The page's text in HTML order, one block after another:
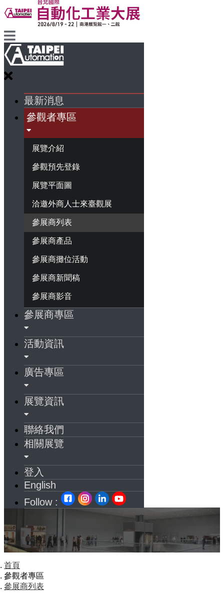
最新消息
參觀者專區
展覽介紹
參觀預先登錄
展覽平面圖
洽邀外商人士來臺觀展
參展商列表
參展商產品
參展商攤位活動
參展商新聞稿
參展商影音
參展商專區
活動資訊
廣告專區
展覽資訊
聯絡我們
相關展覽
登入
English
Follow :
首頁
參觀者專區
參展商列表